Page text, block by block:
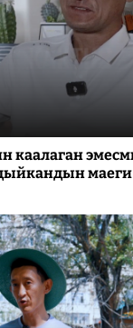
каалаган
маеги